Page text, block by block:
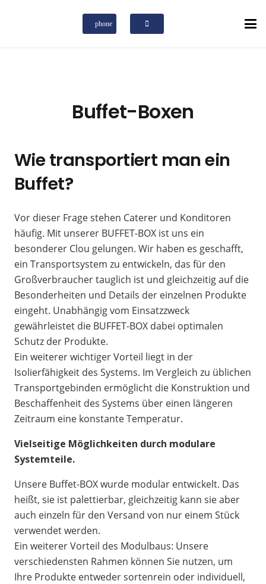
phone
Buffet-Boxen
Wie transportiert man ein
Buffet?
Vor dieser Frage stehen Caterer und Konditoren
häufig. Mit unserer BUFFET-BOX ist uns ein
besonderer Clou gelungen. Wir haben es geschafft,
ein Transportsystem zu entwickeln, das für den
Großverbraucher tauglich ist und gleichzeitig auf die
Besonderheiten und Details der einzelnen Produkte
eingeht. Unabhängig vom Einsatzzweck
gewährleistet die BUFFET-BOX dabei optimalen
Schutz der Produkte.
Ein weiterer wichtiger Vorteil liegt in der
Isolierfähigkeit des Systems. Im Vergleich zu üblichen
Transportgebinden ermöglicht die Konstruktion und
Beschaffenheit des Systems über einen längeren
Zeitraum eine konstante Temperatur.
Vielseitige Möglichkeiten durch modulare
Systemteile.
Unsere Buffet-BOX wurde modular entwickelt. Das
heißt, sie ist palettierbar, gleichzeitig kann sie aber
auch einzeln für den Versand von nur einem Stück
verwendet werden.
Ein weiterer Vorteil des Modulbaus: Unsere
verschiedensten Rahmen können Sie nutzen, um
Ihre Produkte entweder sortenrein oder individuell,